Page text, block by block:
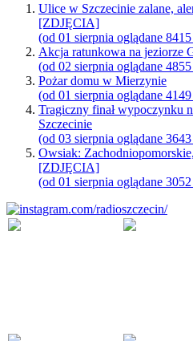
Ulice w Szczecinie zalane,
[ZDJĘCIA]
(od 01 sierpnia oglądane
Akcja ratunkowa na jeziorze
(od 02 sierpnia oglądane
Pożar domu w Mierzynie
(od 01 sierpnia oglądane
Tragiczny finał wypoczynku
Szczecinie
(od 03 sierpnia oglądane
Owsiak:
[ZDJĘCIA]
(od 01 sierpnia oglądane